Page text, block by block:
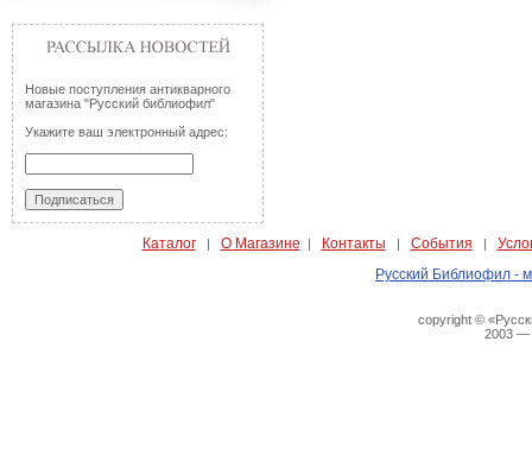
Новые поступления антикварного
магазина "Русский библиофил"
Укажите ваш электронный адрес:
Каталог| О Магазине | Контакты | События |
Русский Библиофил -
copyright ©
2003 —